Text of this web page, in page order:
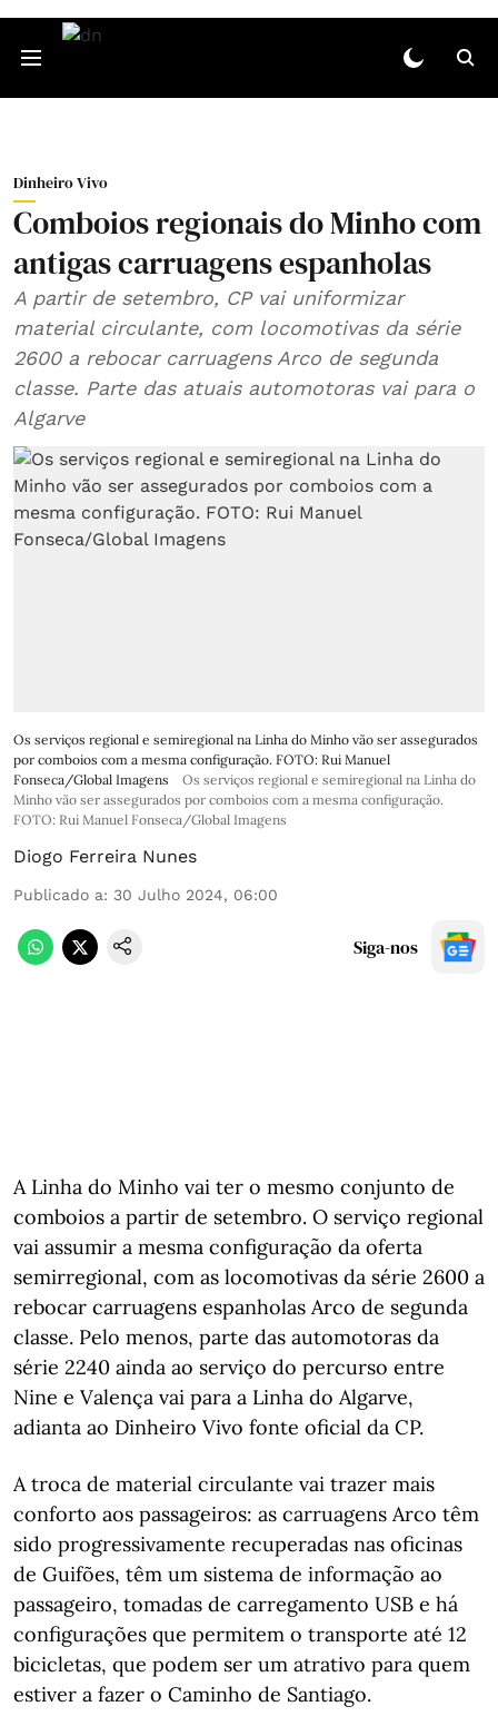
Dinheiro Vivo
Comboios regionais do Minho com
antigas carruagens espanholas
A partir de setembro, CP vai uniformizar
material circulante, com locomotivas da série
2600 a rebocar carruagens Arco de segunda
classe. Parte das atuais automotoras vai para o
Algarve
Os serviços regional e semiregional na Linha do Minho vão ser assegurados
por comboios com a mesma configuração. FOTO: Rui Manuel
Fonseca/Global Imagens
Os serviços regional e semiregional na Linha do
Minho vão ser assegurados por comboios com a mesma configuração.
FOTO: Rui Manuel Fonseca/Global Imagens
Diogo Ferreira Nunes
Publicado a: 30 Julho 2024, 06:00
Siga-nos
A Linha do Minho vai ter o mesmo conjunto de
comboios a partir de setembro. O serviço regional
vai assumir a mesma configuração da oferta
semirregional, com as locomotivas da série 2600 a
rebocar carruagens espanholas Arco de segunda
classe. Pelo menos, parte das automotoras da
série 2240 ainda ao serviço do percurso entre
Nine e Valença vai para a Linha do Algarve,
adianta ao Dinheiro Vivo fonte oficial da CP.
A troca de material circulante vai trazer mais
conforto aos passageiros: as carruagens Arco têm
sido progressivamente recuperadas nas oficinas
de Guifões, têm um sistema de informação ao
passageiro, tomadas de carregamento USB e há
configurações que permitem o transporte até 12
bicicletas, que podem ser um atrativo para quem
estiver a fazer o Caminho de Santiago.